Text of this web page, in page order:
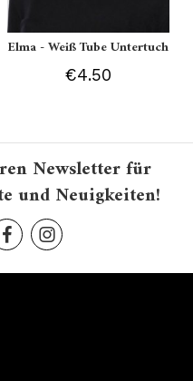
Elma - Weiß Tube Untertuch
€4.50
Newsletter für
und Neuigkeiten!